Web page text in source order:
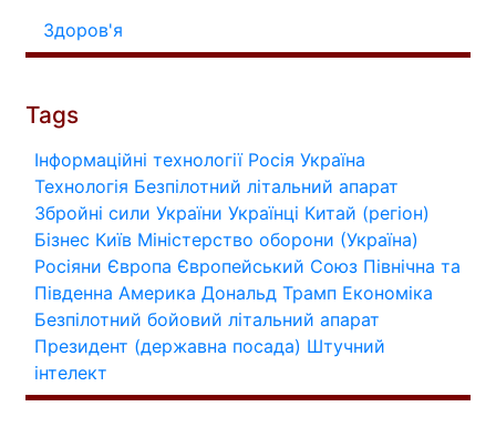
Здоров'я
Tags
Інформаційні технології Росія Україна
Технологія Безпілотний літальний апарат
Збройні сили України Українці Китай (регіон)
Бізнес Київ Міністерство оборони (Україна)
Росіяни Європа Європейський Союз Північна та
Південна Америка Дональд Трамп Економіка
Безпілотний бойовий літальний апарат
Президент (державна посада) Штучний
інтелект